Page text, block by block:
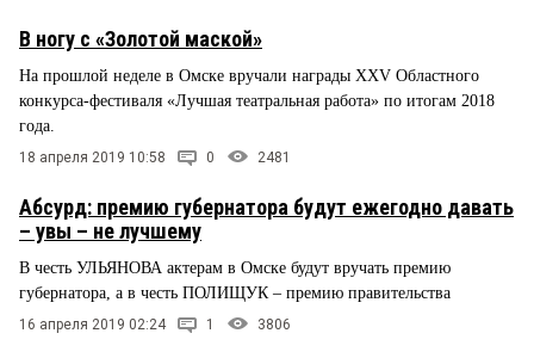
В ногу с «Золотой маской»
На прошлой неделе в Омске вручали награды XXV Областного
конкурса-фестиваля «Лучшая театральная работа» по итогам 2018
года.
18 апреля 2019 10:58 0 2481
Абсурд: премию губернатора будут ежегодно давать
– увы – не лучшему
В честь УЛЬЯНОВА актерам в Омске будут вручать премию
губернатора, а в честь ПОЛИЩУК – премию правительства
16 апреля 2019 02:24 1 3806